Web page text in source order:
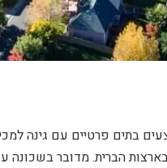
בתים פרטיים עם גינה
הברית. מדובר